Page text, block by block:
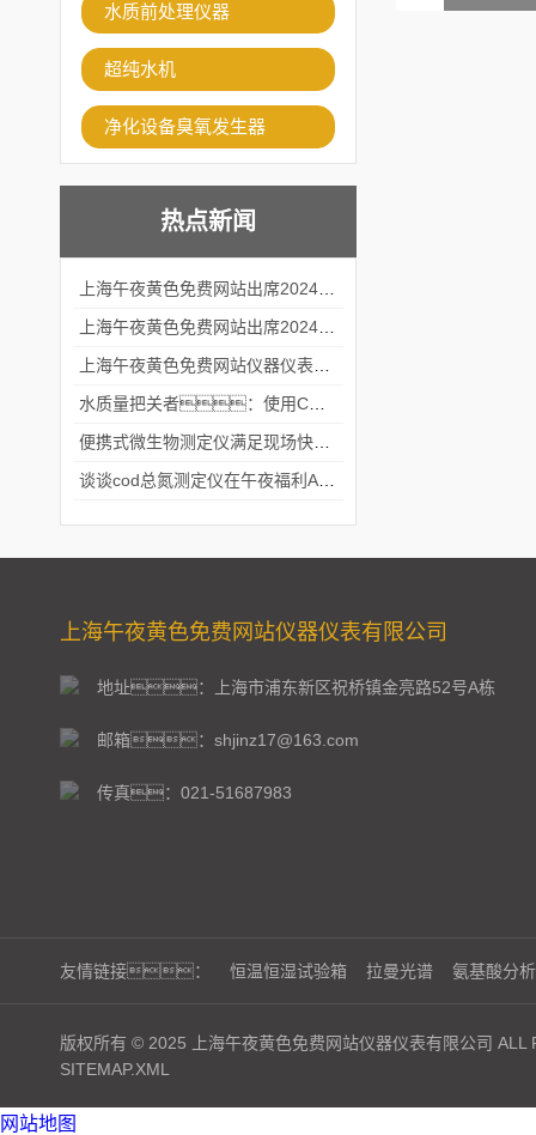
水质前处理仪器
超纯水机
净化设备臭氧发生器
热点新闻
上海午夜黄色免费网站仪器仪表有限公司
地址：上海市浦东新区祝桥镇金亮路52号A栋
邮箱：shjinz17@163.com
传真：021-51687983
友情链接： 恒温恒湿试验箱 拉曼光谱 氨基酸分
版权所有 © 2025 上海午夜黄色免费网站仪器仪表有限公司 ALL
SITEMAP.XML
网站地图